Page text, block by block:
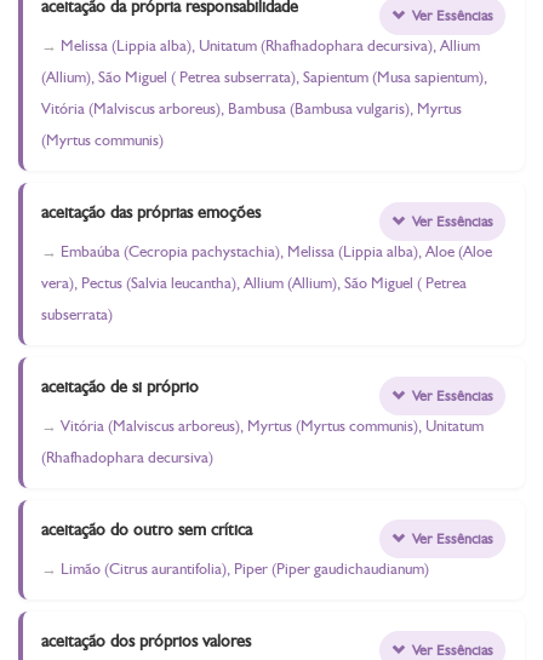
aceitação da própria responsabilidade
Melissa (Lippia alba), Unitatum (Rhafhadophara decursiva), Allium
(Allium), São Miguel ( Petrea subserrata), Sapientum (Musa sapientum),
Vitória (Malviscus arboreus), Bambusa (Bambusa vulgaris), Myrtus
(Myrtus communis)
Ver Essências
aceitação das próprias emoções
Embaúba (Cecropia pachystachia), Melissa (Lippia alba), Aloe (Aloe
vera), Pectus (Salvia leucantha), Allium (Allium), São Miguel ( Petrea
subserrata)
Ver Essências
aceitação de si próprio
Vitória (Malviscus arboreus), Myrtus (Myrtus communis), Unitatum
(Rhafhadophara decursiva)
Ver Essências
aceitação do outro sem crítica
Limão (Citrus aurantifolia), Piper (Piper gaudichaudianum)
Ver Essências
aceitação dos próprios valores Ver Essências